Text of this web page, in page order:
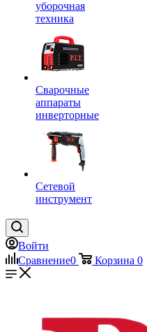
уборочная
техника
Сварочные
аппараты
инверторные
Сетевой
инструмент
Войти
Сравнение0 Корзина 0